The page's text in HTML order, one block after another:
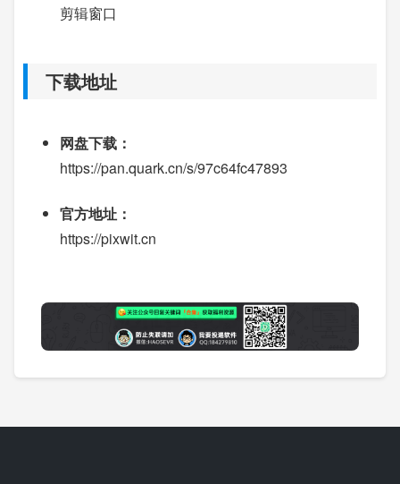
剪辑窗口
下载地址
网盘下载：
https://pan.quark.cn/s/97c64fc47893
官方地址：
https://pixwit.cn